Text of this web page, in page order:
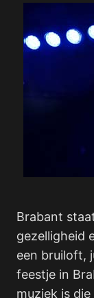
Brabant
gezelligheid
een bruiloft,
feestje in
muziek is